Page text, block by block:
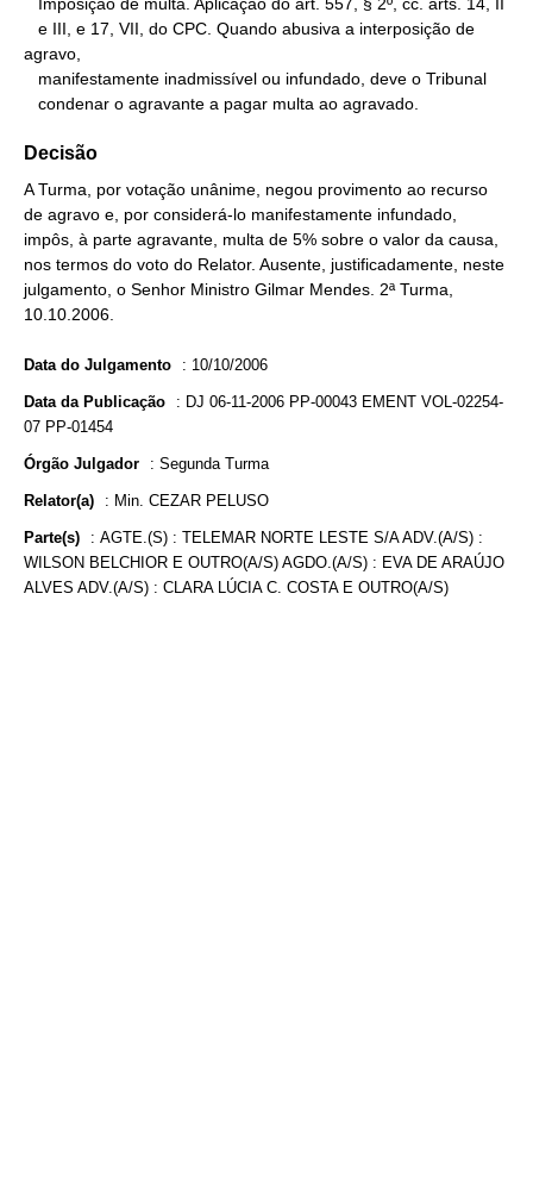
agravo,
   condenar o agravante a pagar multa ao agravado.
Decisão
A Turma, por votação unânime, negou provimento ao recurso
de agravo e, por considerá-lo manifestamente infundado,
impôs, à parte agravante, multa de 5% sobre o valor da causa,
nos termos do voto do Relator. Ausente, justificadamente, neste
julgamento, o Senhor Ministro Gilmar Mendes. 2ª Turma,
10.10.2006.
Data do Julgamento : 10/10/2006
Data da Publicação : DJ 06-11-2006 PP-00043 EMENT VOL-02254-
07 PP-01454
Órgão Julgador : Segunda Turma
Relator(a) : Min. CEZAR PELUSO
Parte(s) : AGTE.(S) : TELEMAR NORTE LESTE S/A ADV.(A/S) :
WILSON BELCHIOR E OUTRO(A/S) AGDO.(A/S) : EVA DE ARAÚJO
ALVES ADV.(A/S) : CLARA LÚCIA C. COSTA E OUTRO(A/S)